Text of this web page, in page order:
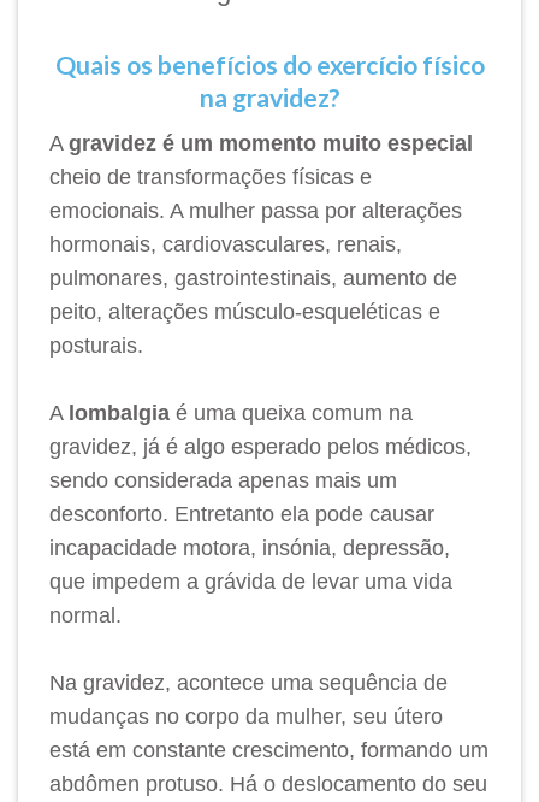
Quais os benefícios do exercício físico
na gravidez?
Agravidez é um momento muito especial
cheio de transformações físicas e
emocionais. A mulher passa por alterações
hormonais, cardiovasculares, renais,
pulmonares, gastrointestinais, aumento de
peito, alterações músculo-esqueléticas e
posturais.
A lombalgia é uma queixa comum na
gravidez, já é algo esperado pelos médicos,
sendo considerada apenas mais um
desconforto. Entretanto ela pode causar
incapacidade motora, insónia, depressão,
que impedem a grávida de levar uma vida
normal.
Na gravidez, acontece uma sequência de
mudanças no corpo da mulher, seu útero
está em constante crescimento, formando um
abdômen protuso. Há o deslocamento do seu